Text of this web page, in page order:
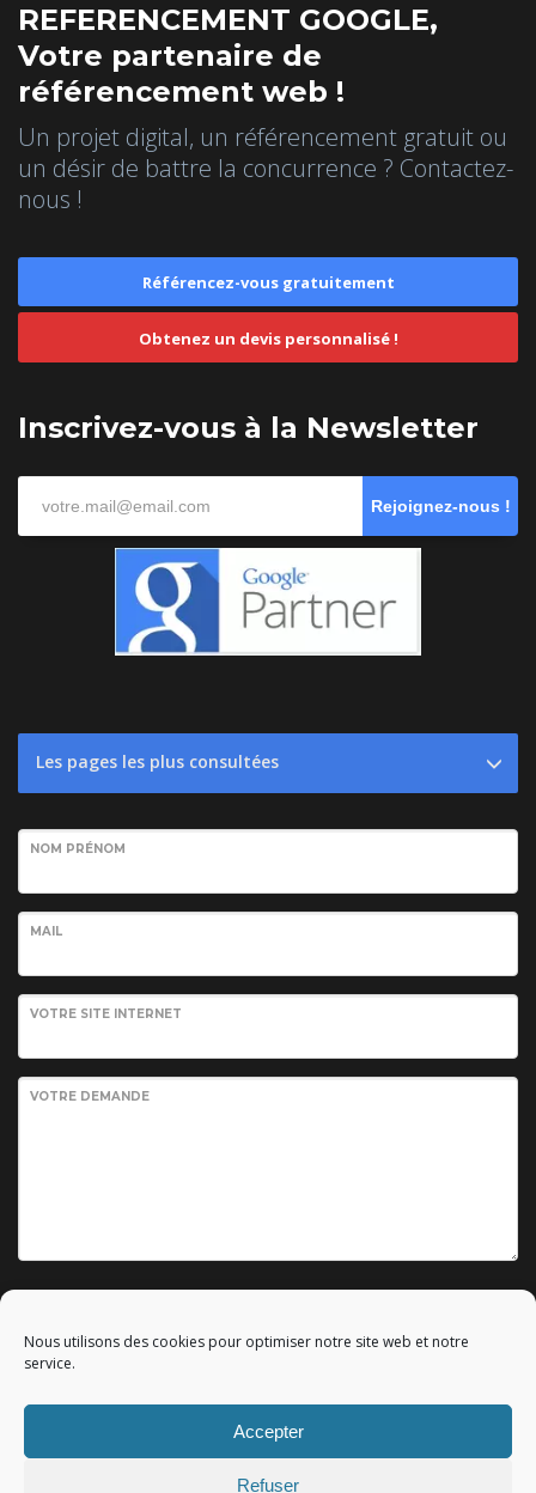
Nous utilisons des cookies pour optimiser notre site web et notre
service.
Accepter
Refuser
REFERENCEMENT GOOGLE,
Votre partenaire de
référencement web !
Un projet digital, un référencement gratuit ou
un désir de battre la concurrence ? Contactez-
nous !
Référencez-vous gratuitement
Obtenez un devis personnalisé !
Inscrivez-vous à la Newsletter
Rejoignez-nous !
Les pages les plus consultées
NOM PRÉNOM
MAIL
VOTRE SITE INTERNET
VOTRE DEMANDE
Mentions légales|All rights reserved - Tous droits